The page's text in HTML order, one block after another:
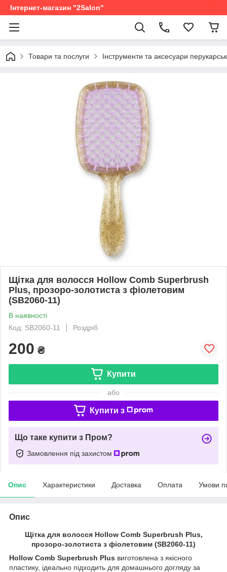
Інтернет-магазин "2Salon"
Товари та послуги Інструменти та аксесуари
Щітка для волосся Hollow Comb Superbrush
Plus, прозоро-золотиста з фіолетовим
(SB2060-11)
В наявності
Код: SB2060-11
Роздріб
200 ₴
Купити
або
Купити з
Що таке купити з Пром?
Замовлення під захистом
Опис Характеристики Доставка Оплата Умови
Опис
Щітка для волосся Hollow Comb Superbrush Plus,
прозоро-золотиста з фіолетовим (SB2060-11)
Hollow Comb Superbrush Plus виготовлена з якісного
пластику, ідеально підходить для домашнього догляду за